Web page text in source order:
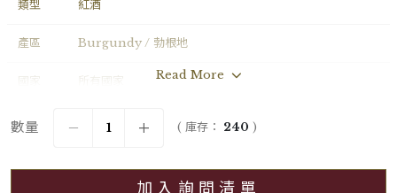
類型 紅酒
產區 Burgundy / 勃根地
國家 所有國家
年份
Read More
數量 ( 庫存： 240 )
加入詢問清單